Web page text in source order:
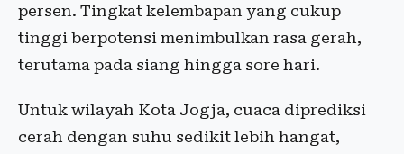
persen. Tingkat kelembapan yang cukup
tinggi berpotensi menimbulkan rasa gerah,
terutama pada siang hingga sore hari.
Untuk wilayah Kota Jogja, cuaca diprediksi
cerah dengan suhu sedikit lebih hangat,